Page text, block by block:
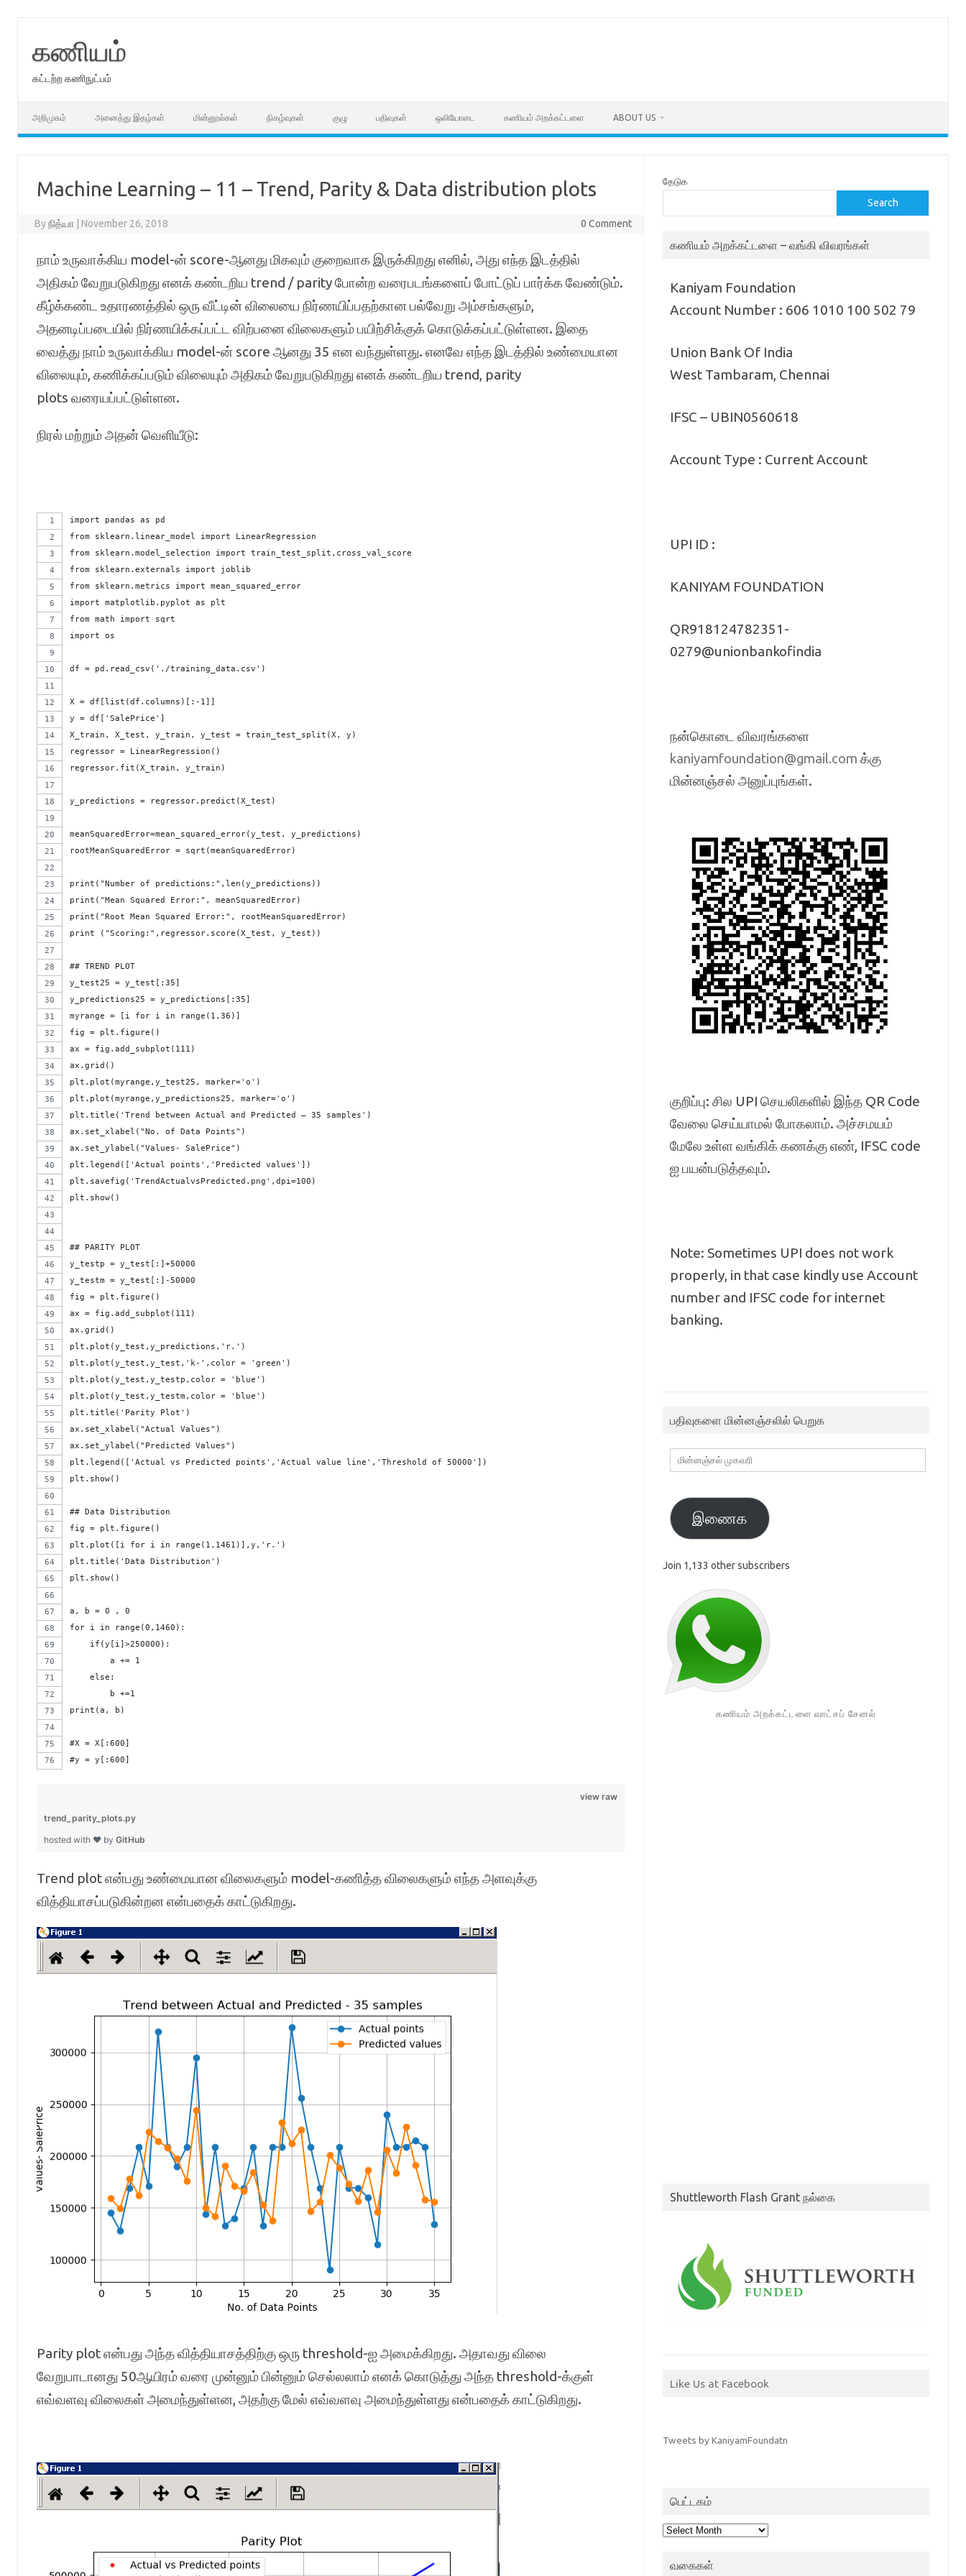
கணியம்
கட்டற்ற கணிநுட்பம்
அறிமுகம் அனைத்து இதழ்கள் மின்னூல்கள் நிகழ்வுகள் குழு பதிவுகள் ஒலியோடை கணியம் அறக்கட்டளை ABOUT US
Machine Learning – 11 – Trend, Parity & Data distribution plots
Byநித்யா November 26, 2018 0 Comment
நாம் உருவாக்கிய model-ன் score-ஆனது மிகவும் குறைவாக இருக்கிறது எனில், அது எந்த இடத்தில்
அதிகம் வேறுபடுகிறது எனக் கண்டறிய trend / parity போன்ற வரைபடங்களைப் போட்டுப் பார்க்க வேண்டும்.
கீழ்க்கண்ட உதாரணத்தில் ஒரு வீட்டின் விலையை நிர்ணயிப்பதற்கான பல்வேறு அம்சங்களும்,
அதனடிப்படையில் நிர்ணயிக்கப்பட்ட விற்பனை விலைகளும் பயிற்சிக்குக் கொடுக்கப்பட்டுள்ளன. இதை
வைத்து நாம் உருவாக்கிய model-ன் score ஆனது 35 என வந்துள்ளது. எனவே எந்த இடத்தில் உண்மையான
விலையும், கணிக்கப்படும் விலையும் அதிகம் வேறுபடுகிறது எனக் கண்டறிய trend, parity
plots வரையப்பட்டுள்ளன.
நிரல் மற்றும் அதன் வெளியீடு:
import pandas as pd
from sklearn.linear_model import LinearRegression
from sklearn.model_selection import train_test_split,cross_val_score
from sklearn.externals import joblib
from sklearn.metrics import mean_squared_error
import matplotlib.pyplot as plt
from math import sqrt
import os
df = pd.read_csv('./training_data.csv')
X = df[list(df.columns)[:-1]]
y = df['SalePrice']
X_train, X_test, y_train, y_test = train_test_split(X, y)
regressor = LinearRegression()
regressor.fit(X_train, y_train)
y_predictions = regressor.predict(X_test)
meanSquaredError=mean_squared_error(y_test, y_predictions)
rootMeanSquaredError = sqrt(meanSquaredError)
print("Number of predictions:",len(y_predictions))
print("Mean Squared Error:", meanSquaredError)
print("Root Mean Squared Error:", rootMeanSquaredError)
print ("Scoring:",regressor.score(X_test, y_test))
## TREND PLOT
y_test25 = y_test[:35]
y_predictions25 = y_predictions[:35]
myrange = [i for i in range(1,36)]
fig = plt.figure()
ax = fig.add_subplot(111)
ax.grid()
plt.plot(myrange,y_test25, marker='o')
plt.plot(myrange,y_predictions25, marker='o')
plt.title('Trend between Actual and Predicted – 35 samples')
ax.set_xlabel("No. of Data Points")
ax.set_ylabel("Values- SalePrice")
plt.legend(['Actual points','Predicted values'])
plt.savefig('TrendActualvsPredicted.png',dpi=100)
plt.show()
## PARITY PLOT
y_testp = y_test[:]+50000
y_testm = y_test[:]-50000
fig = plt.figure()
ax = fig.add_subplot(111)
ax.grid()
plt.plot(y_test,y_predictions,'r.')
plt.plot(y_test,y_test,'k-',color = 'green')
plt.plot(y_test,y_testp,color = 'blue')
plt.plot(y_test,y_testm,color = 'blue')
plt.title('Parity Plot')
ax.set_xlabel("Actual Values")
ax.set_ylabel("Predicted Values")
plt.legend(['Actual vs Predicted points','Actual value line','Threshold of 50000'])
plt.show()
## Data Distribution
fig = plt.figure()
plt.plot([i for i in range(1,1461)],y,'r.')
plt.title('Data Distribution')
plt.show()
a, b = 0 , 0
for i in range(0,1460):
    if(y[i]>250000):
        a += 1
    else:
        b +=1
print(a, b)
#X = X[:600]
#y = y[:600]
view raw
trend_parity_plots.py
hosted with ❤ by GitHub
Trend plot என்பது உண்மையான விலைகளும் model-கணித்த விலைகளும் எந்த அளவுக்கு
வித்தியாசப்படுகின்றன என்பதைக் காட்டுகிறது.
Parity plot என்பது அந்த வித்தியாசத்திற்கு ஒரு threshold-ஐ அமைக்கிறது. அதாவது விலை
வேறுபாடானது 50ஆயிரம் வரை முன்னும் பின்னும் செல்லலாம் எனக் கொடுத்து அந்த threshold-க்குள்
எவ்வளவு விலைகள் அமைந்துள்ளன, அதற்கு மேல் எவ்வளவு அமைந்துள்ளது என்பதைக் காட்டுகிறது.
தேடுக
Search
கணியம் அறக்கட்டளை – வங்கி விவரங்கள்
Kaniyam Foundation
Account Number : 606 1010 100 502 79
Union Bank Of India
West Tambaram, Chennai
IFSC – UBIN0560618
Account Type : Current Account
UPI ID :
KANIYAM FOUNDATION
QR918124782351-
0279@unionbankofindia
நன்கொடை விவரங்களை
kaniyamfoundation@gmail.com க்கு
மின்னஞ்சல் அனுப்புங்கள்.
குறிப்பு: சில UPI செயலிகளில் இந்த QR Code
வேலை செய்யாமல் போகலாம். அச்சமயம்
மேலே உள்ள வங்கிக் கணக்கு எண், IFSC code
ஐ பயன்படுத்தவும்.
Note: Sometimes UPI does not work
properly, in that case kindly use Account
number and IFSC code for internet
banking.
பதிவுகளை மின்னஞ்சலில் பெறுக
மின்னஞ்சல்
முகவரி
இணைக
Join 1,133 other subscribers
கணியம் அறக்கட்டளை வாட்சப் சேனல்
Shuttleworth Flash Grant நல்கை
Like Us at Facebook
Tweets by KaniyamFoundatn
பெட்டகம்
பெட்டகம்
வகைகள்